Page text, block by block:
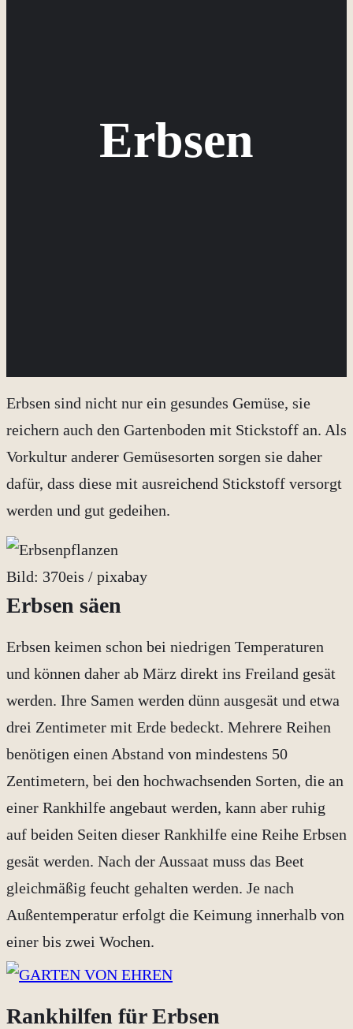
Erbsen
Erbsen sind nicht nur ein gesundes Gemüse, sie
reichern auch den Gartenboden mit Stickstoff an. Als
Vorkultur anderer Gemüsesorten sorgen sie daher
dafür, dass diese mit ausreichend Stickstoff versorgt
werden und gut gedeihen.
Bild: 370eis / pixabay
Erbsen säen
Erbsen keimen schon bei niedrigen Temperaturen
und können daher ab März direkt ins Freiland gesät
werden. Ihre Samen werden dünn ausgesät und etwa
drei Zentimeter mit Erde bedeckt. Mehrere Reihen
benötigen einen Abstand von mindestens 50
Zentimetern, bei den hochwachsenden Sorten, die an
einer Rankhilfe angebaut werden, kann aber ruhig
auf beiden Seiten dieser Rankhilfe eine Reihe Erbsen
gesät werden. Nach der Aussaat muss das Beet
gleichmäßig feucht gehalten werden. Je nach
Außentemperatur erfolgt die Keimung innerhalb von
einer bis zwei Wochen.
Rankhilfen für Erbsen